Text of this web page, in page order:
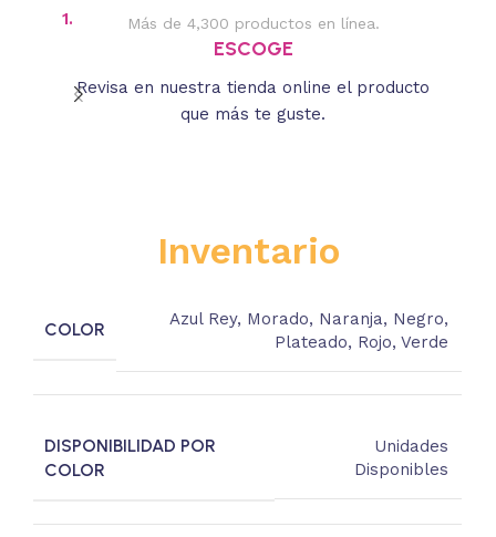
1. Más de 4,300 productos en línea.
ESCOGE
Revisa en nuestra tienda online el producto
que más te guste.
Inventario
COLOR
Azul Rey, Morado, Naranja, Negro,
Plateado, Rojo,Verde
DISPONIBILIDAD POR
COLOR
Unidades
Disponibles